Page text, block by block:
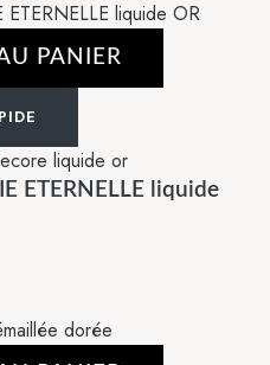
PANIER
liquide or
ETERNELLE liquide